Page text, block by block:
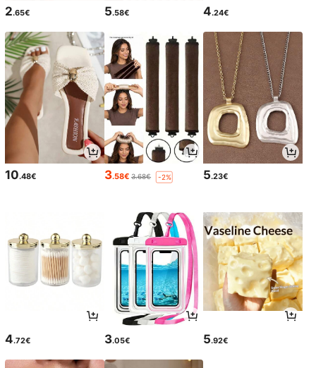
2.65€ 5.58€ 4.24€
10.48€ 3.58€ 3.68€ -2% 5.23€
4.72€ 3.05€ 5.92€